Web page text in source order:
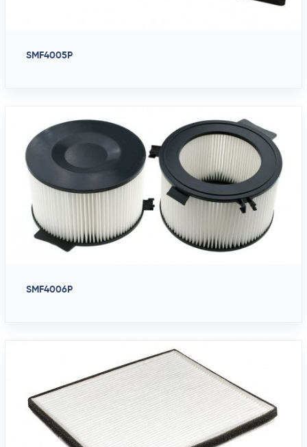
SMF4005P
SMF4006P